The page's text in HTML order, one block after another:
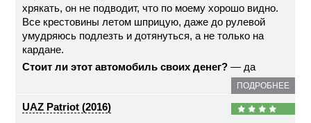
хрякать, он не подводит, что по моему хорошо видно.
Все крестовины летом шприцую, даже до рулевой
умудряюсь подлезть и дотянуться, а не только на
кардане.
Стоит ли этот автомобиль своих денег? — да
ПОДРОБНЕЕ
UAZ Patriot (2016)